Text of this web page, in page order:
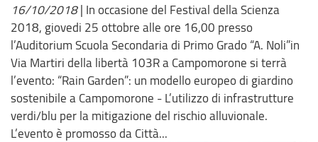
16/10/2018| In occasione del Festival della Scienza
2018, giovedi 25 ottobre alle ore 16,00 presso
l’Auditorium Scuola Secondaria di Primo Grado “A. Noli”in
Via Martiri della libertà 103R a Campomorone si terrà
l’evento: “Rain Garden”: un modello europeo di giardino
sostenibile a Campomorone - L’utilizzo di infrastrutture
verdi/blu per la mitigazione del rischio alluvionale.
L’evento è promosso da Città...